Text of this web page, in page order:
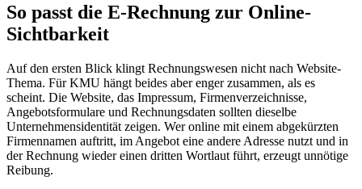
So passt die E-Rechnung zur Online-
Sichtbarkeit
Auf den ersten Blick klingt Rechnungswesen nicht nach Website-
Thema. Für KMU hängt beides aber enger zusammen, als es
scheint. Die Website, das Impressum, Firmenverzeichnisse,
Angebotsformulare und Rechnungsdaten sollten dieselbe
Unternehmensidentität zeigen. Wer online mit einem abgekürzten
Firmennamen auftritt, im Angebot eine andere Adresse nutzt und in
der Rechnung wieder einen dritten Wortlaut führt, erzeugt unnötige
Reibung.